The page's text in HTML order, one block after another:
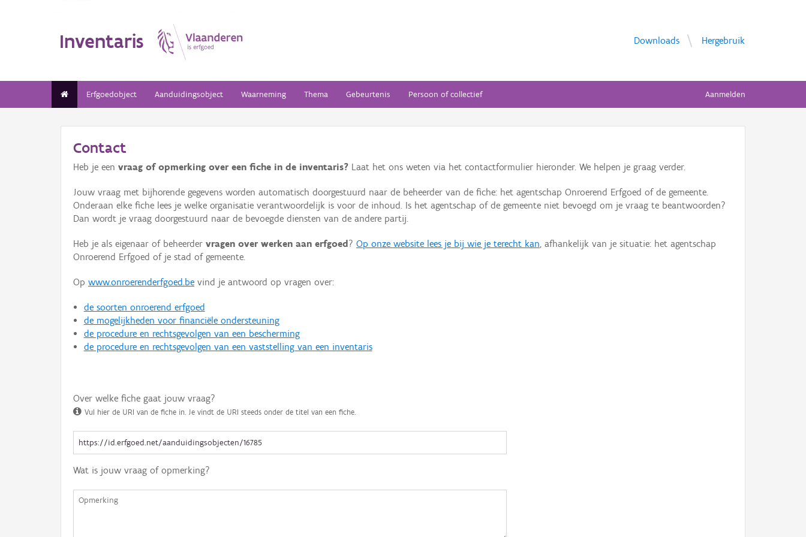
Inventaris Downloads Hergebruik
Erfgoedobject Aanduidingsobject Waarneming Thema Gebeurtenis Persoon of collectief Aanmelden
Contact
Heb je een vraag of opmerking over een fiche in de inventaris? Laat het ons weten via het contactformulier hieronder. We helpen je graag verder.
Jouw vraag met bijhorende gegevens worden automatisch doorgestuurd naar de beheerder van de fiche: het agentschap Onroerend Erfgoed of de gemeente.
Onderaan elke fiche lees je welke organisatie verantwoordelijk is voor de inhoud. Is het agentschap of de gemeente niet bevoegd om je vraag te beantwoorden?
Dan wordt je vraag doorgestuurd naar de bevoegde diensten van de andere partij.
Heb je als eigenaar of beheerder vragen over werken aan erfgoed ? Op onze website lees je bij wie je terecht kan, afhankelijk van je situatie: het agentschap
Onroerend Erfgoed of je stad of gemeente.
Op www.onroerenderfgoed.be vind je antwoord op vragen over:
de soorten onroerend erfgoed
de mogelijkheden voor financiële ondersteuning
de procedure en rechtsgevolgen van een bescherming
de procedure en rechtsgevolgen van een vaststelling van een inventaris
Over welke fiche gaat jouw vraag?
Vul hier de URI van de fiche in. Je vindt de URI steeds onder de titel van een fiche.
Wat is jouw vraag of opmerking?